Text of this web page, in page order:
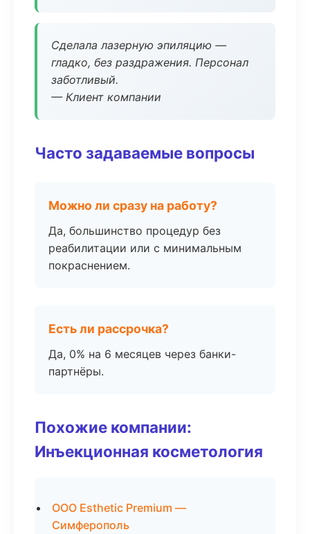
Сделала лазерную эпиляцию —
гладко, без раздражения. Персонал
заботливый.
— Клиент компании
Часто задаваемые вопросы
Можно ли сразу на работу?
Да, большинство процедур без
реабилитации или с минимальным
покраснением.
Есть ли рассрочка?
Да, 0% на 6 месяцев через банки-
партнёры.
Похожие компании:
Инъекционная косметология
ООО Esthetic Premium —
Симферополь